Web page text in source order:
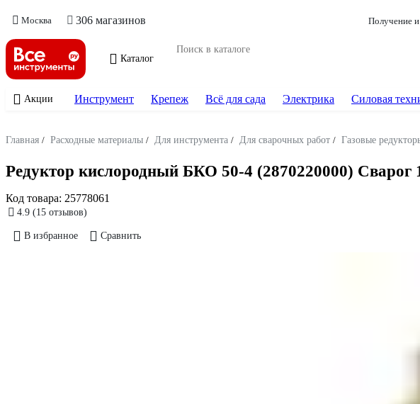
Москва 306 магазинов Получение и
Каталог
Акции Инструмент Крепеж Всё для сада Электрика Силовая
Главная / Расходные материалы / Для инструмента / Для сварочных работ / Газовые
Редуктор кислородный БКО 50-4 (2870220000) Сварог
Код товара: 25778061
4.9 (15 отзывов)
В избранное Сравнить